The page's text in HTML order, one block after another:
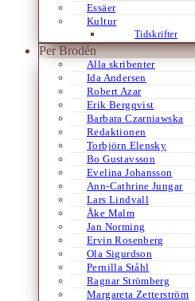
Essäer
Kultur
Tidskrifter
Per Brodén
Alla skribenter
Ida Andersen
Robert Azar
Erik Bergqvist
Barbara Czarniawska
Redaktionen
Torbjörn Elensky
Bo Gustavsson
Evelina Johansson
Ann-Cathrine Jungar
Lars Lindvall
Åke Malm
Jan Norming
Ervin Rosenberg
Ola Sigurdson
Pernilla Ståhl
Ragnar Strömberg
Margareta Zetterström